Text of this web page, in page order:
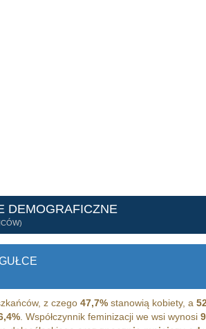
DEMOGRAFICZNE
z czego 47,7%stanowią kobiety, a
. Współczynnik feminizacji we wsi wynosi